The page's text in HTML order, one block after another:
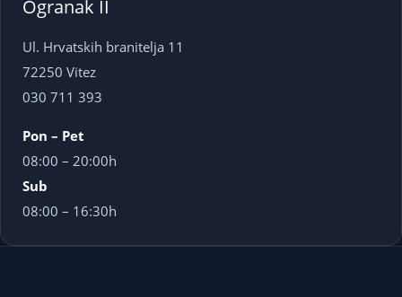
Ogranak II
Ul. Hrvatskih branitelja 11
72250 Vitez
030 711 393
Pon – Pet
08:00 – 20:00h
Sub
08:00 – 16:30h